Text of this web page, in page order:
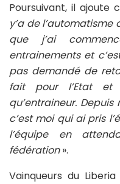
Poursuivant, il ajoute
y’a de l’automatisme
que j’ai
entrainements et
pas demandé de
fait pour l’Etat
qu’entraineur.
c’est moi qui ai pris
l’équipe en
fédération».
Vainqueurs du